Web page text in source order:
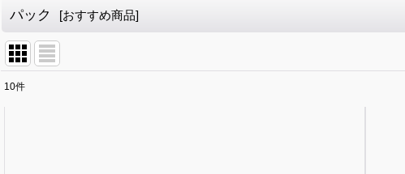
パック [おすすめ商品]
10件